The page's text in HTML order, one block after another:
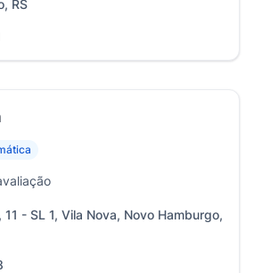
RS
11 - SL 1, Vila Nova, Novo Hamburgo,